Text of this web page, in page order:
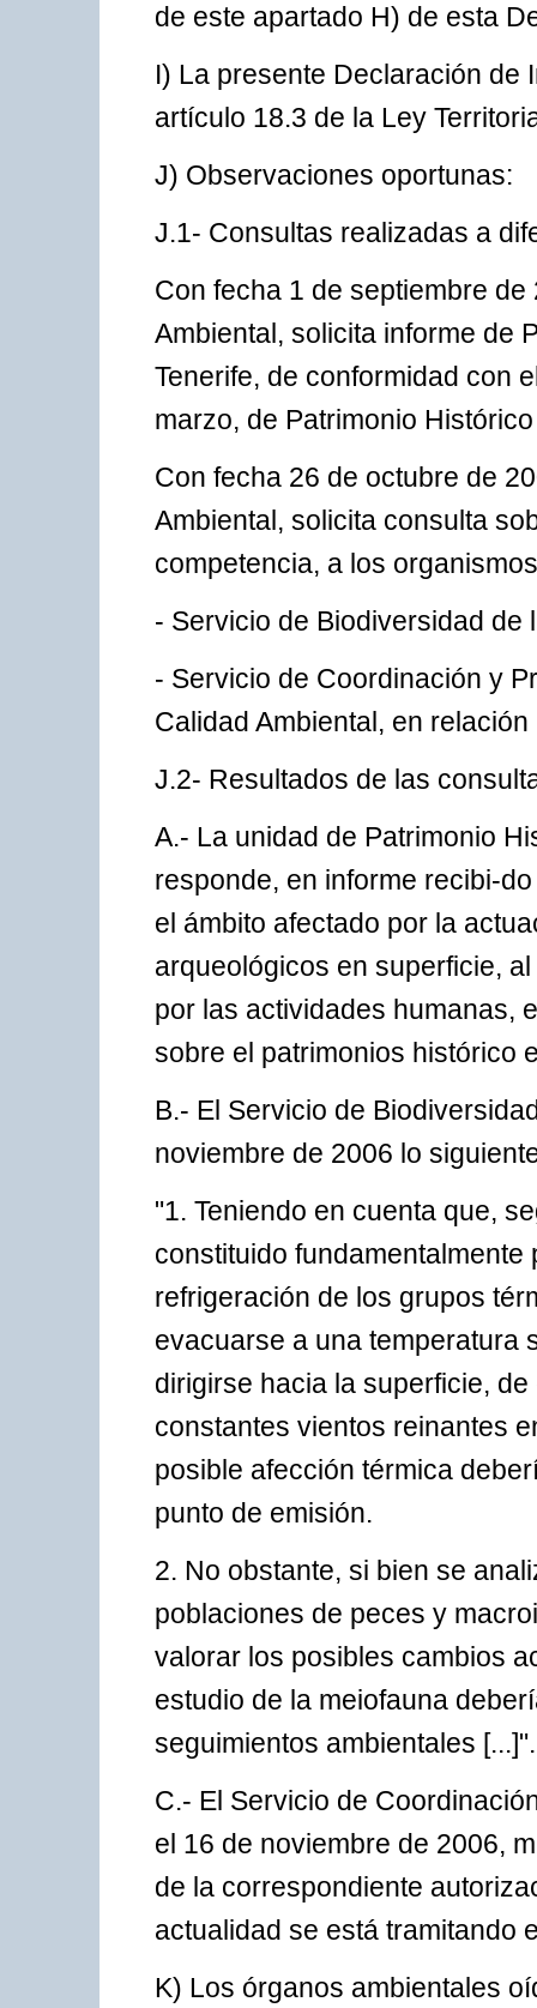
de este apartado H) de esta
I) La presente Declaración de
artículo 18.3 de la Ley
J) Observaciones oportunas:
J.1- Consultas realizadas a
Con fecha 1 de septiembre
Ambiental, solicita informe de
Tenerife, de conformidad con
marzo, de Patrimonio
Con fecha 26 de octubre de
Ambiental, solicita consulta
competencia, a los
- Servicio de Biodiversidad de
- Servicio de Coordinación y
Calidad Ambiental, en
J.2- Resultados de las
A.- La unidad de Patrimonio
responde, en informe recibi-
el ámbito afectado por la
arqueológicos en superficie,
por las actividades humanas,
sobre el patrimonios histórico
B.- El Servicio de
noviembre de 2006 lo
"1. Teniendo en cuenta que,
constituido
refrigeración de los grupos
evacuarse a una temperatura
dirigirse hacia la superficie,
constantes vientos reinantes
posible afección térmica
punto de emisión.
2. No obstante, si bien se
poblaciones de peces y
valorar los posibles cambios
estudio de la meiofauna
seguimientos ambientales [...]".
C.- El Servicio de
el 16 de noviembre de 2006,
de la correspondiente
actualidad se está tramitando
K) Los órganos ambientales